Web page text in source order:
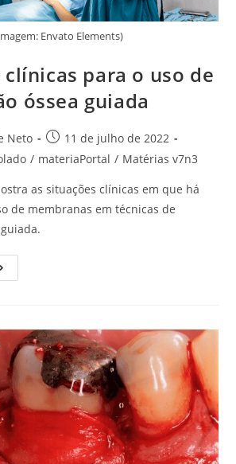
Envato Elements)
para o uso de
óssea guiada
Neto
11 de julho de 2022
/ materiaPortal / Matérias v7n3
as situações clínicas em que há
de membranas em técnicas de